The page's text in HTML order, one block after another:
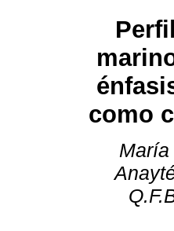
como